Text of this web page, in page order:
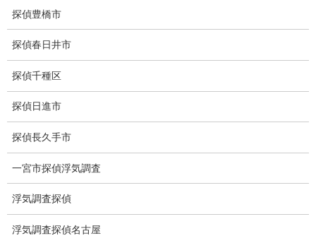
下着窃盗犯防止対策調査
猫犬の捜索
所在調査
身元調査
人探し
失踪・家出調査
探偵豊橋市
探偵春日井市
探偵千種区
探偵日進市
探偵長久手市
一宮市探偵浮気調査
浮気調査探偵
浮気調査探偵名古屋